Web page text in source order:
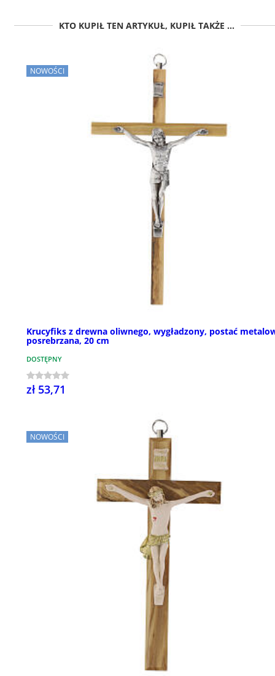
KTO KUPIŁ TEN ARTYKUŁ, KUPIŁ TAKŻE ...
NOWOŚCI
Krucyfiks z drewna oliwnego, wygładzony, postać
posrebrzana, 20 cm
DOSTĘPNY
zł 53,71
NOWOŚCI